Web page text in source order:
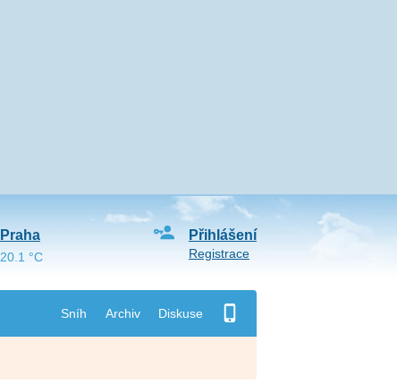
Sníh Archiv Diskuse
Přihlášení
Registrace
Praha
20.1 °C